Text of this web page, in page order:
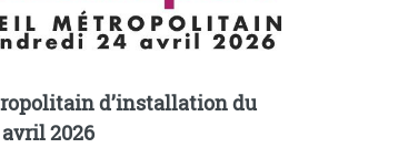
d’installation du
2026